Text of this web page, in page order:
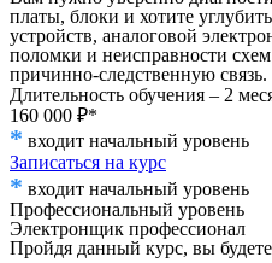
платы, блоки и хотите
устройств, аналоговой
поломки и неисправности
причинно-следственную
Длительность обучения – 2
160 000 ₽*
* входит начальный уровень
Записаться на курс
* входит начальный уровень
Профессиональный уровень
Электронщик профессионал
Пройдя данный курс, вы